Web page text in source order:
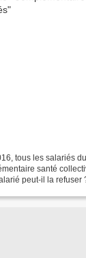
tous les salariés
santé
peut-il la refuser